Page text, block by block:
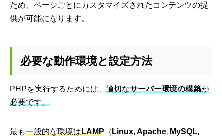
ため、ページごとにカスタマイズされたコンテンツの提
供が可能になります。
必要な動作環境と設定方法
PHPを実行するためには、 適切なサーバー環境の構築が
必要です。
最も一般的な環境は LAMP （ Linux, Apache, MySQL,